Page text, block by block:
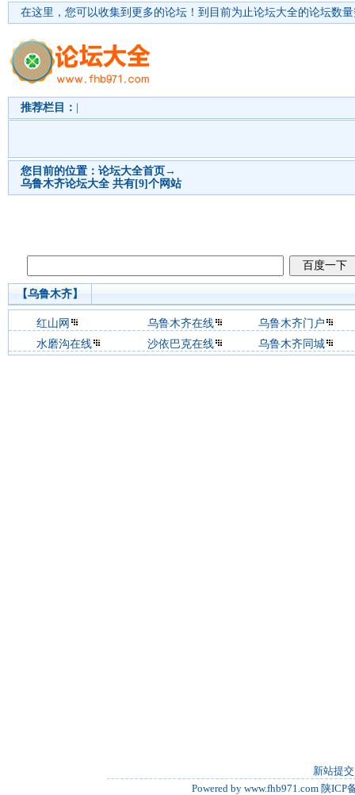
在这里，您可以收集到更多的论坛！ 到目前为止论坛大全的论坛数
推荐栏目：
您目前的位置： 论坛大全首页→
乌鲁木齐论坛大全 共有[9]个网站
【乌鲁木齐】
红山网 乌鲁木齐在线
乌鲁木齐门户
水磨沟在线
沙依巴克在线 乌鲁木齐同城
新站提交
Powered by www.fhb971.com 陕ICP